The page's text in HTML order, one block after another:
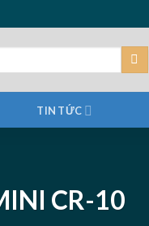
TIN TỨC
CR-10